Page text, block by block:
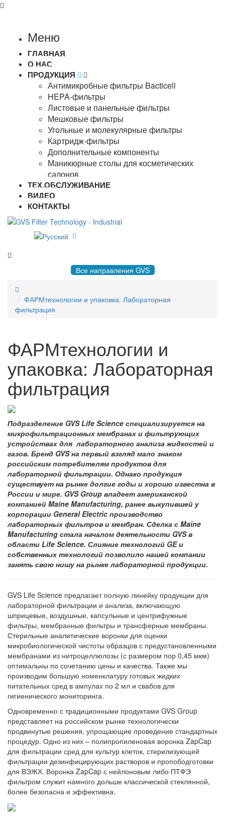
Меню
ГЛАВНАЯ
О НАС
ПРОДУКЦИЯ
Антимикробные фильтры Bacticell
HEPA-фильтры
Листовые и панельные фильтры
Мешковые фильтры
Угольные и молекулярные фильтры
Картридж-фильтры
Дополнительные компоненты
Маникюрные столы для косметических
салонов
ТЕХ.ОБСЛУЖИВАНИЕ
ВИДЕО
КОНТАКТЫ
Все направления GVS
ФАРМтехнологии и упаковка: Лабораторная
фильтрация
ФАРМтехнологии и
упаковка: Лабораторная
фильтрация
Подразделение GVS Life Science специализируется на
микрофильтрационных мембранах и фильтрующих
устройствах для лабораторного анализа жидкостей и
газов. Бренд GVS на первый взгляд мало знаком
российским потребителям продуктов для
лабораторной фильтрации. Однако продукция
существует на рынке долгие годы и хорошо известна в
России и мире. GVS Group владеет американской
компанией Maine Manufacturing, ранее выкупившей у
корпорации General Electric производство
лабораторных фильтров и мембран. Сделка с Maine
Manufacturing стала началом деятельности GVS в
области Life Science. Слияние технологий GE и
собственных технологий позволило нашей компании
занять свою нишу на рынке лабораторной продукции.
GVS Life Science предлагает полную линейку продукции для
лабораторной фильтрации и анализа, включающую
шприцевые, воздушные, капсульные и центрифужные
фильтры, мембранные фильтры и трансферные мембраны.
Стерильные аналитические воронки для оценки
микробиологической чистоты образцов с предустановленными
мембранами из нитроцеллюлозы (с размером пор 0,45 мкм)
оптимальны по сочетанию цены и качества. Также мы
производим большую номенклатуру готовых жидких
питательных сред в ампулах по 2 мл и свабов для
гигиенического мониторинга.
Одновременно с традиционными продуктами GVS Group
представляет на российском рынке технологически
продвинутые решения, упрощающие проведение стандартных
процедур. Одно из них – полипропиленовая воронка ZapCap
для фильтрации сред для культур клеток, стерилизующей
фильтрации дезинфицирующих растворов и пропободготовки
для ВЭЖХ. Воронка ZapCap с нейлоновым либо ПТФЭ
фильтром служит намного дольше классической стеклянной,
более безопасна и эффективна.